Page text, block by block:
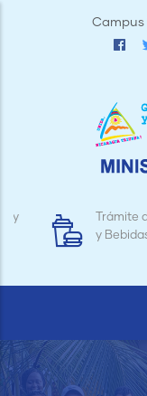
Campus
Trámite de
y Bebidas